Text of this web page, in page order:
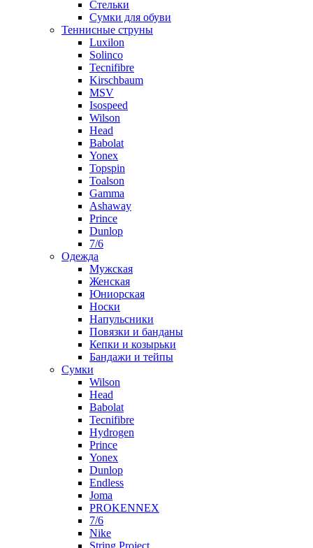
Стельки
Сумки для обуви
Теннисные струны
Luxilon
Solinco
Tecnifibre
Kirschbaum
MSV
Isospeed
Wilson
Head
Babolat
Yonex
Topspin
Toalson
Gamma
Ashaway
Prince
Dunlop
7/6
Одежда
Мужская
Женская
Юниорская
Носки
Напульсники
Повязки и банданы
Кепки и козырьки
Бандажи и тейпы
Сумки
Wilson
Head
Babolat
Tecnifibre
Hydrogen
Prince
Yonex
Dunlop
Endless
Joma
PROKENNEX
7/6
Nike
String Project